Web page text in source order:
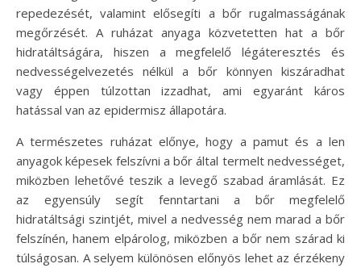
repedezését, valamint elősegíti a bőr rugalmasságának
megőrzését. A ruházat anyaga közvetetten hat a bőr
hidratáltságára, hiszen a megfelelő légáteresztés és
nedvességelvezetés nélkül a bőr könnyen kiszáradhat
vagy éppen túlzottan izzadhat, ami egyaránt káros
hatással van az epidermisz állapotára.
A természetes ruházat előnye, hogy a pamut és a len
anyagok képesek felszívni a bőr által termelt nedvességet,
miközben lehetővé teszik a levegő szabad áramlását. Ez
az egyensúly segít fenntartani a bőr megfelelő
hidratáltsági szintjét, mivel a nedvesség nem marad a bőr
felszínén, hanem elpárolog, miközben a bőr nem szárad ki
túlságosan. A selyem különösen előnyös lehet az érzékeny